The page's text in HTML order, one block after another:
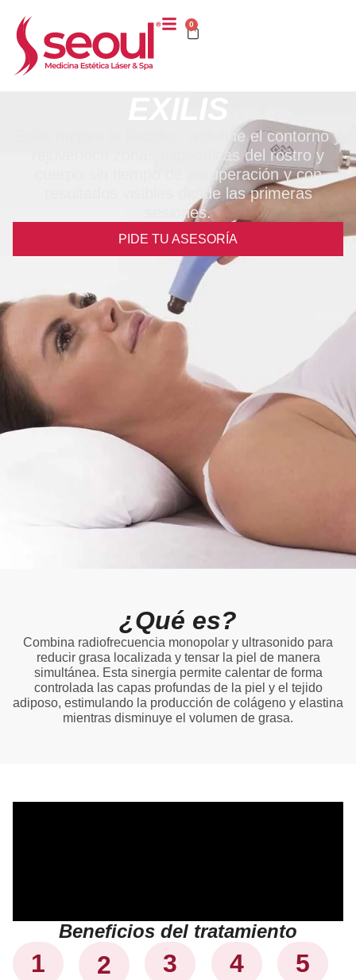
0
Exilis mejora la flacidez, redefine el contorno y
rejuvenece zonas específicas del rostro y
cuerpo sin tiempo de recuperación y con
resultados visibles desde las primeras
sesiones.
PIDE TU ASESORÍA
¿Qué es?
Combina radiofrecuencia monopolar y ultrasonido para
reducir grasa localizada y tensar la piel de manera
simultánea. Esta sinergia permite calentar de forma
controlada las capas profundas de la piel y el tejido
adiposo, estimulando la producción de colágeno y elastina
mientras disminuye el volumen de grasa.
Beneficios del tratamiento
1 2 3 4 5